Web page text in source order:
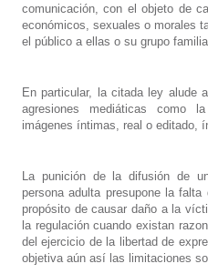
comunicación, con el objeto de
económicos, sexuales o morales
el público a ellas o su grupo
En particular, la citada ley alude
agresiones mediáticas como
imágenes íntimas, real o editado,
La punición de la difusión de
persona adulta presupone la
propósito de causar daño a la
la regulación cuando existan
del ejercicio de la libertad de
objetiva aún así las limitaciones